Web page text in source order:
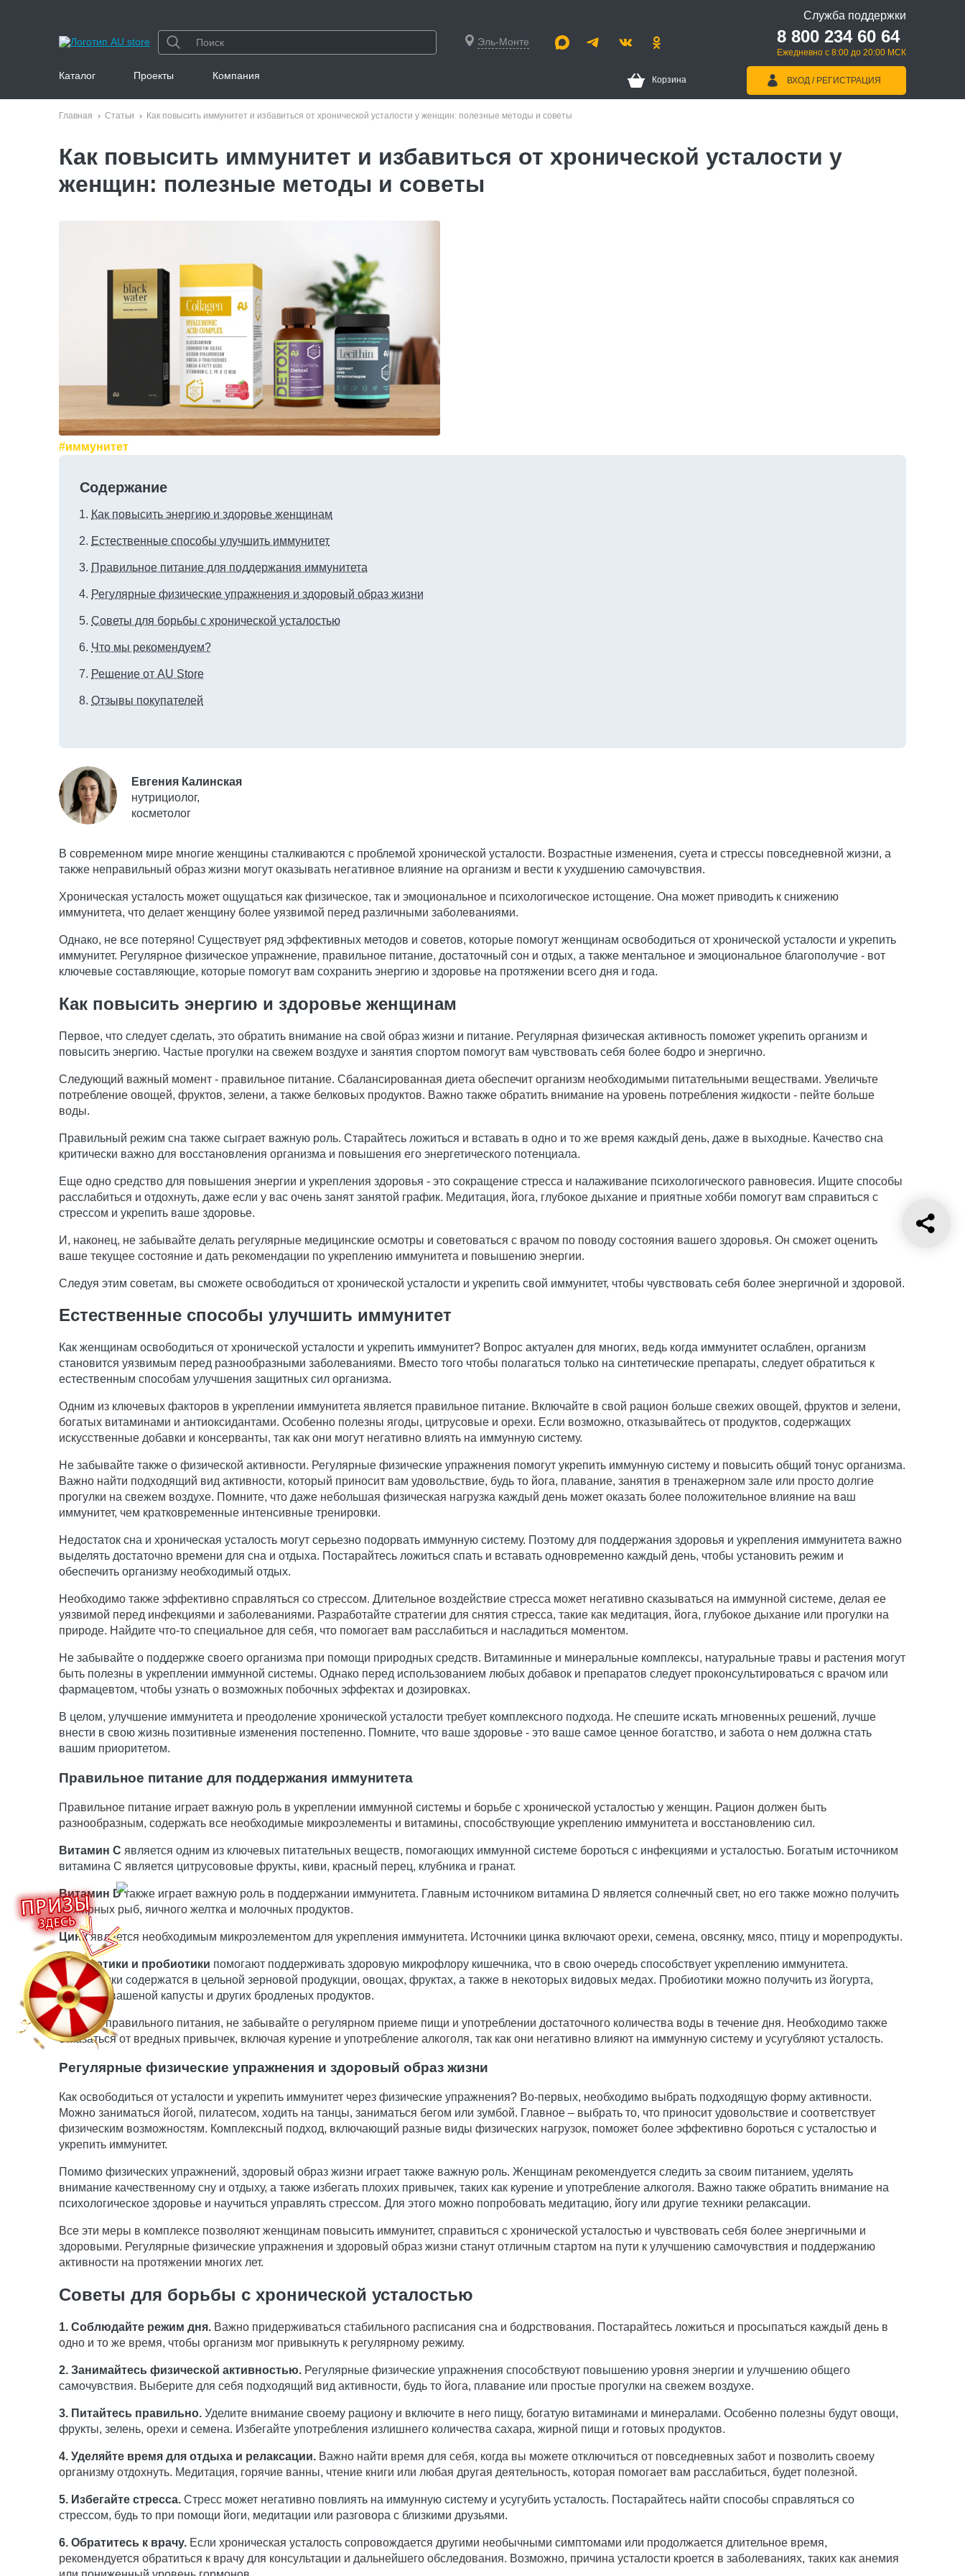
Эль-Монте
Служба поддержки
8 800 234 60 64
Ежедневно с 8:00 до 20:00 МСК
Каталог Проекты Компания Корзина ВХОД / РЕГИСТРАЦИЯ
Главная Статьи Как повысить иммунитет и избавиться от хронической усталости у женщин: полезные методы и советы
Как повысить иммунитет и избавиться от хронической усталости у
женщин: полезные методы и советы
#иммунитет
Содержание
Как повысить энергию и здоровье женщинам
Естественные способы улучшить иммунитет
Правильное питание для поддержания иммунитета
Регулярные физические упражнения и здоровый образ жизни
Советы для борьбы с хронической усталостью
Что мы рекомендуем?
Решение от AU Store
Отзывы покупателей
Евгения Калинская
нутрициолог,
косметолог
В современном мире многие женщины сталкиваются с проблемой хронической усталости. Возрастные изменения, суета и стрессы повседневной жизни, а
также неправильный образ жизни могут оказывать негативное влияние на организм и вести к ухудшению самочувствия.
Хроническая усталость может ощущаться как физическое, так и эмоциональное и психологическое истощение. Она может приводить к снижению
иммунитета, что делает женщину более уязвимой перед различными заболеваниями.
Однако, не все потеряно! Существует ряд эффективных методов и советов, которые помогут женщинам освободиться от хронической усталости и укрепить
иммунитет. Регулярное физическое упражнение, правильное питание, достаточный сон и отдых, а также ментальное и эмоциональное благополучие - вот
ключевые составляющие, которые помогут вам сохранить энергию и здоровье на протяжении всего дня и года.
Как повысить энергию и здоровье женщинам
Первое, что следует сделать, это обратить внимание на свой образ жизни и питание. Регулярная физическая активность поможет укрепить организм и
повысить энергию. Частые прогулки на свежем воздухе и занятия спортом помогут вам чувствовать себя более бодро и энергично.
Следующий важный момент - правильное питание. Сбалансированная диета обеспечит организм необходимыми питательными веществами. Увеличьте
потребление овощей, фруктов, зелени, а также белковых продуктов. Важно также обратить внимание на уровень потребления жидкости - пейте больше
воды.
Правильный режим сна также сыграет важную роль. Старайтесь ложиться и вставать в одно и то же время каждый день, даже в выходные. Качество сна
критически важно для восстановления организма и повышения его энергетического потенциала.
Еще одно средство для повышения энергии и укрепления здоровья - это сокращение стресса и налаживание психологического равновесия. Ищите способы
расслабиться и отдохнуть, даже если у вас очень занят занятой график. Медитация, йога, глубокое дыхание и приятные хобби помогут вам справиться с
стрессом и укрепить ваше здоровье.
И, наконец, не забывайте делать регулярные медицинские осмотры и советоваться с врачом по поводу состояния вашего здоровья. Он сможет оценить
ваше текущее состояние и дать рекомендации по укреплению иммунитета и повышению энергии.
Следуя этим советам, вы сможете освободиться от хронической усталости и укрепить свой иммунитет, чтобы чувствовать себя более энергичной и здоровой.
Естественные способы улучшить иммунитет
Как женщинам освободиться от хронической усталости и укрепить иммунитет? Вопрос актуален для многих, ведь когда иммунитет ослаблен, организм
становится уязвимым перед разнообразными заболеваниями. Вместо того чтобы полагаться только на синтетические препараты, следует обратиться к
естественным способам улучшения защитных сил организма.
Одним из ключевых факторов в укреплении иммунитета является правильное питание. Включайте в свой рацион больше свежих овощей, фруктов и зелени,
богатых витаминами и антиоксидантами. Особенно полезны ягоды, цитрусовые и орехи. Если возможно, отказывайтесь от продуктов, содержащих
искусственные добавки и консерванты, так как они могут негативно влиять на иммунную систему.
Не забывайте также о физической активности. Регулярные физические упражнения помогут укрепить иммунную систему и повысить общий тонус организма.
Важно найти подходящий вид активности, который приносит вам удовольствие, будь то йога, плавание, занятия в тренажерном зале или просто долгие
прогулки на свежем воздухе. Помните, что даже небольшая физическая нагрузка каждый день может оказать более положительное влияние на ваш
иммунитет, чем кратковременные интенсивные тренировки.
Недостаток сна и хроническая усталость могут серьезно подорвать иммунную систему. Поэтому для поддержания здоровья и укрепления иммунитета важно
выделять достаточно времени для сна и отдыха. Постарайтесь ложиться спать и вставать одновременно каждый день, чтобы установить режим и
обеспечить организму необходимый отдых.
Необходимо также эффективно справляться со стрессом. Длительное воздействие стресса может негативно сказываться на иммунной системе, делая ее
уязвимой перед инфекциями и заболеваниями. Разработайте стратегии для снятия стресса, такие как медитация, йога, глубокое дыхание или прогулки на
природе. Найдите что-то специальное для себя, что помогает вам расслабиться и насладиться моментом.
Не забывайте о поддержке своего организма при помощи природных средств. Витаминные и минеральные комплексы, натуральные травы и растения могут
быть полезны в укреплении иммунной системы. Однако перед использованием любых добавок и препаратов следует проконсультироваться с врачом или
фармацевтом, чтобы узнать о возможных побочных эффектах и дозировках.
В целом, улучшение иммунитета и преодоление хронической усталости требует комплексного подхода. Не спешите искать мгновенных решений, лучше
внести в свою жизнь позитивные изменения постепенно. Помните, что ваше здоровье - это ваше самое ценное богатство, и забота о нем должна стать
вашим приоритетом.
Правильное питание для поддержания иммунитета
Правильное питание играет важную роль в укреплении иммунной системы и борьбе с хронической усталостью у женщин. Рацион должен быть
разнообразным, содержать все необходимые микроэлементы и витамины, способствующие укреплению иммунитета и восстановлению сил.
Витамин C является одним из ключевых питательных веществ, помогающих иммунной системе бороться с инфекциями и усталостью. Богатым источником
витамина C является цитрусововые фрукты, киви, красный перец, клубника и гранат.
Витамин Dтакже играет важную роль в поддержании иммунитета. Главным источником витамина D является солнечный свет, но его также можно получить
из жирных рыб, яичного желтка и молочных продуктов.
Цинкявляется необходимым микроэлементом для укрепления иммунитета. Источники цинка включают орехи, семена, овсянку, мясо, птицу и морепродукты.
Пребиотики и пробиотики помогают поддерживать здоровую микрофлору кишечника, что в свою очередь способствует укреплению иммунитета.
Пребиотики содержатся в цельной зерновой продукции, овощах, фруктах, а также в некоторых видовых медах. Пробиотики можно получить из йогурта,
кефира, квашеной капусты и других бродленых продуктов.
Помимо правильного питания, не забывайте о регулярном приеме пищи и употреблении достаточного количества воды в течение дня. Необходимо также
отказаться от вредных привычек, включая курение и употребление алкоголя, так как они негативно влияют на иммунную систему и усугубляют усталость.
Регулярные физические упражнения и здоровый образ жизни
Как освободиться от усталости и укрепить иммунитет через физические упражнения? Во-первых, необходимо выбрать подходящую форму активности.
Можно заниматься йогой, пилатесом, ходить на танцы, заниматься бегом или зумбой. Главное – выбрать то, что приносит удовольствие и соответствует
физическим возможностям. Комплексный подход, включающий разные виды физических нагрузок, поможет более эффективно бороться с усталостью и
укрепить иммунитет.
Помимо физических упражнений, здоровый образ жизни играет также важную роль. Женщинам рекомендуется следить за своим питанием, уделять
внимание качественному сну и отдыху, а также избегать плохих привычек, таких как курение и употребление алкоголя. Важно также обратить внимание на
психологическое здоровье и научиться управлять стрессом. Для этого можно попробовать медитацию, йогу или другие техники релаксации.
Все эти меры в комплексе позволяют женщинам повысить иммунитет, справиться с хронической усталостью и чувствовать себя более энергичными и
здоровыми. Регулярные физические упражнения и здоровый образ жизни станут отличным стартом на пути к улучшению самочувствия и поддержанию
активности на протяжении многих лет.
Советы для борьбы с хронической усталостью
1. Соблюдайте режим дня. Важно придерживаться стабильного расписания сна и бодрствования. Постарайтесь ложиться и просыпаться каждый день в
одно и то же время, чтобы организм мог привыкнуть к регулярному режиму.
2. Занимайтесь физической активностью. Регулярные физические упражнения способствуют повышению уровня энергии и улучшению общего
самочувствия. Выберите для себя подходящий вид активности, будь то йога, плавание или простые прогулки на свежем воздухе.
3. Питайтесь правильно. Уделите внимание своему рациону и включите в него пищу, богатую витаминами и минералами. Особенно полезны будут овощи,
фрукты, зелень, орехи и семена. Избегайте употребления излишнего количества сахара, жирной пищи и готовых продуктов.
4. Уделяйте время для отдыха и релаксации. Важно найти время для себя, когда вы можете отключиться от повседневных забот и позволить своему
организму отдохнуть. Медитация, горячие ванны, чтение книги или любая другая деятельность, которая помогает вам расслабиться, будет полезной.
5. Избегайте стресса. Стресс может негативно повлиять на иммунную систему и усугубить усталость. Постарайтесь найти способы справляться со
стрессом, будь то при помощи йоги, медитации или разговора с близкими друзьями.
6. Обратитесь к врачу. Если хроническая усталость сопровождается другими необычными симптомами или продолжается длительное время,
рекомендуется обратиться к врачу для консультации и дальнейшего обследования. Возможно, причина усталости кроется в заболеваниях, таких как анемия